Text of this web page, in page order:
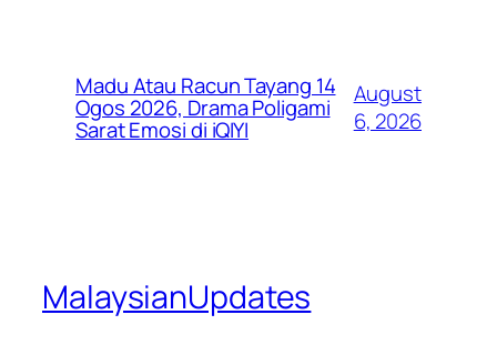
Madu Atau Racun Tayang 14
Ogos 2026, Drama Poligami
Sarat Emosi di iQIYI
August
6, 2026
MalaysianUpdates